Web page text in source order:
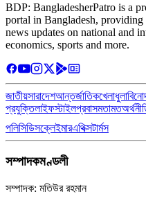
BDP: BangladesherPatro is a
portal in Bangladesh, providing
news updates on national and
economics, sports and more.
জাতীয়সারাদেশআন্তর্জাতিকখেলাধুলা
প্রযুক্তিলাইফস্টাইলপ্রবাসমতামত
পলিসিডিসক্লেইমারএথিক্সটার্মস
সম্পাদকমণ্ডলী
সম্পাদক: মতিউর রহমান